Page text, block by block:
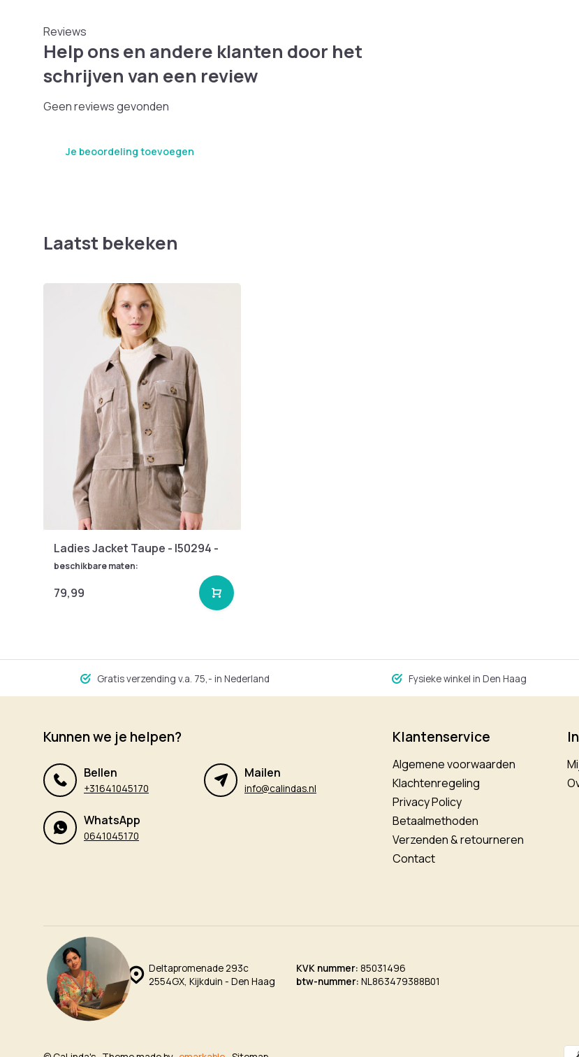
Reviews
Help ons en andere klanten door het
schrijven van een review
Geen reviews gevonden
Je beoordeling toevoegen
Laatst bekeken
Ladies Jacket Taupe - I50294 -
beschikbare maten:
79,99
Gratis verzending v.a. 75,- in Nederland Fysieke winkel in Den Haag
Kunnen we je helpen?
Bellen
+31641045170
Mailen
info@calindas.nl
WhatsApp
0641045170
Klantenservice
Algemene voorwaarden
Klachtenregeling
Privacy Policy
Betaalmethoden
Verzenden & retourneren
Contact
Deltapromenade 293c
2554GX, Kijkduin - Den Haag
KVK nummer: 85031496
btw-nummer: NL863479388B01